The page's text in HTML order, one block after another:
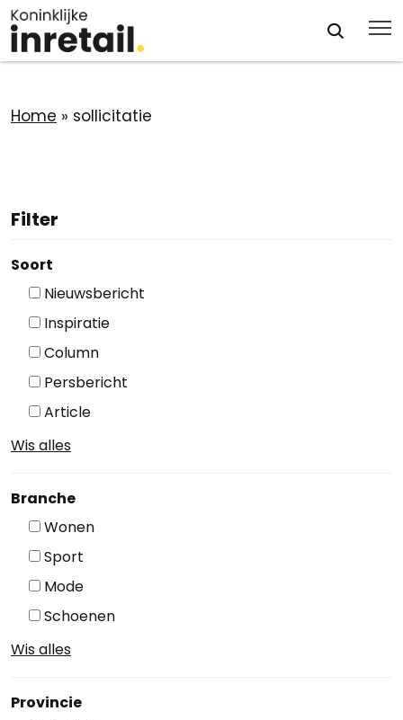
Home » sollicitatie
Filter
Soort
Nieuwsbericht
Inspiratie
Column
Persbericht
Article
Wis alles
Branche
Wonen
Sport
Mode
Schoenen
Wis alles
Provincie